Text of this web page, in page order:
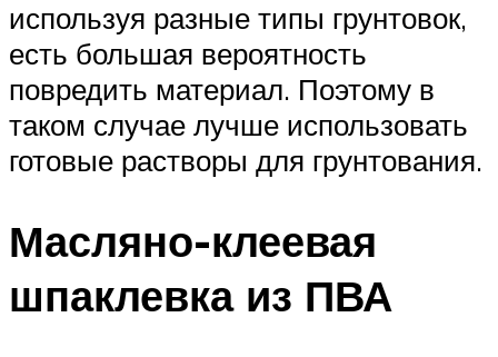
используя разные типы грунтовок,
есть большая вероятность
повредить материал. Поэтому в
таком случае лучше использовать
готовые растворы для грунтования.
Масляно-клеевая
шпаклевка из ПВА